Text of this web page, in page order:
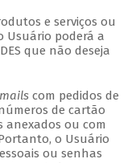
e serviços ou
Usuário poderá a
que não deseja
com pedidos de
de cartão
anexados ou com
o Usuário
ou senhas